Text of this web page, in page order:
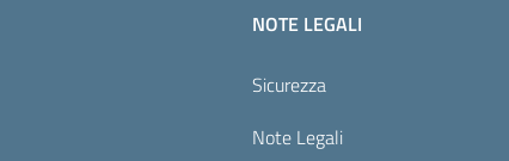
NOTE LEGALI
Sicurezza
Note Legali